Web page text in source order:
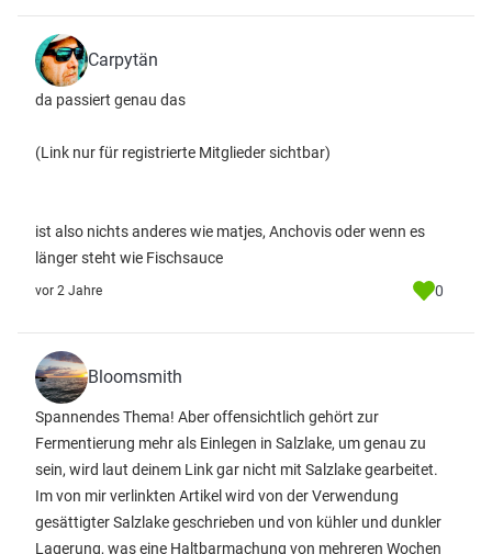
Carpytän
da passiert genau das
(Link nur für registrierte Mitglieder sichtbar)
ist also nichts anderes wie matjes, Anchovis oder wenn es
länger steht wie Fischsauce
vor 2 Jahre 0
Bloomsmith
Spannendes Thema! Aber offensichtlich gehört zur
Fermentierung mehr als Einlegen in Salzlake, um genau zu
sein, wird laut deinem Link gar nicht mit Salzlake gearbeitet.
Im von mir verlinkten Artikel wird von der Verwendung
gesättigter Salzlake geschrieben und von kühler und dunkler
Lagerung, was eine Haltbarmachung von mehreren Wochen